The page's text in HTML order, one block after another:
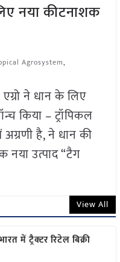
नया कीटनाशक
Agrosystem,
ने धान के लिए
किया – ट्रॉपिकल
अग्रणी है, ने धान की
नया उत्पाद “टैग
View All
में ट्रैक्टर रिटेल बिक्री